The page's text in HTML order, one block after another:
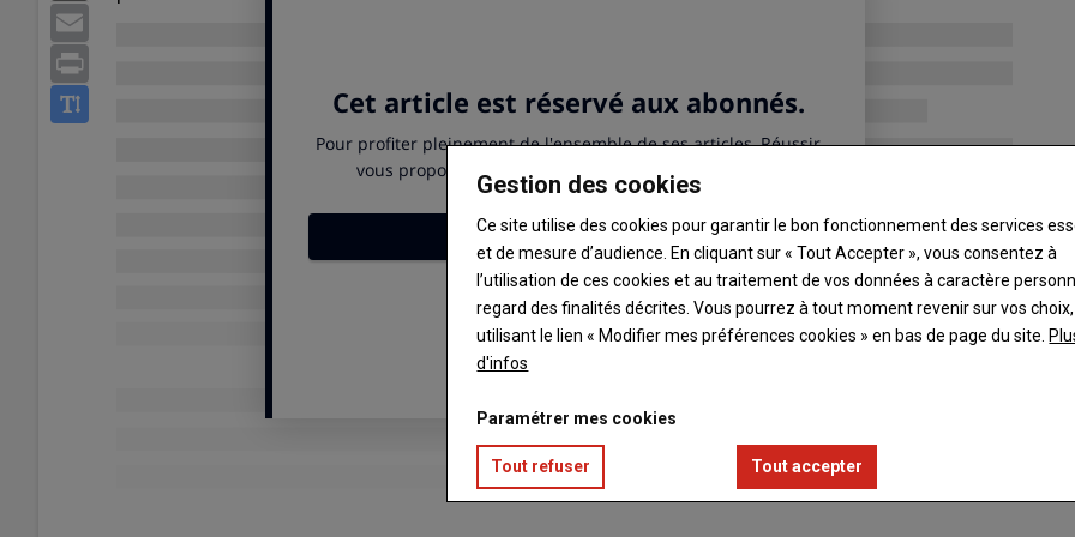
Gestion des cookies
Ce site utilise des cookies pour garantir le bon fonctionnement des services
et de mesure d’audience. En cliquant sur « Tout Accepter », vous consentez à
l’utilisation de ces cookies et au traitement de vos données à caractère
regard des finalités décrites. Vous pourrez à tout moment revenir sur vos
utilisant le lien « Modifier mes préférences cookies » en bas de page du site.
d'infos
Paramétrer mes cookies
Tout refuser Tout accepter